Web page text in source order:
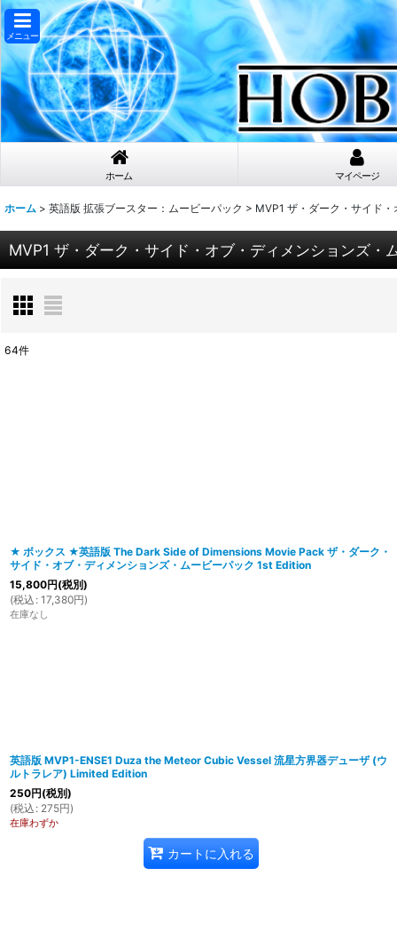
メニュー
ホーム マイページ
ホーム > 英語版 拡張ブースター：ムービーパック > MVP1 ザ・ダーク・サイド
MVP1 ザ・ダーク・サイド・オブ・ディメンションズ・
64件
★ ボックス ★英語版 The Dark Side of Dimensions Movie Pack ザ・ダーク・
サイド・オブ・ディメンションズ・ムービーパック 1st Edition
15,800円(税別)
(税込 : 17,380円)
在庫なし
英語版 MVP1-ENSE1 Duza the Meteor Cubic Vessel 流星方界器デューザ (ウ
ルトラレア) Limited Edition
250円(税別)
(税込 : 275円)
在庫わずか
カートに入れる